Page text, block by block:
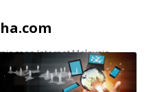
Internet Malaysia